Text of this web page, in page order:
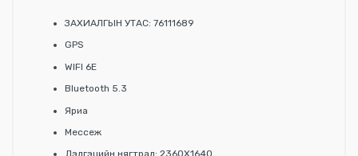
ЗАХИАЛГЫН УТАС: 76111689
GPS
WIFI 6E
Bluetooth 5.3
Яриа
Мессеж